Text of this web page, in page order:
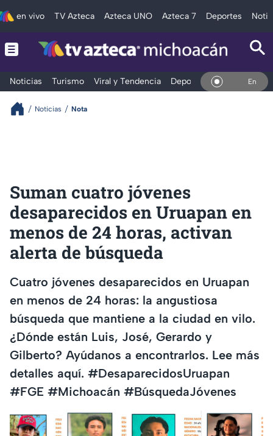
en vivo TV Azteca Azteca UNO Azteca 7 Deportes
Noticias Turismo Viral y Tendencia Deportes Espectáculos
En Vivo
Noticias Nota
Suman cuatro jóvenes
desaparecidos en Uruapan en
menos de 24 horas, activan
alerta de búsqueda
Cuatro jóvenes desaparecidos en Uruapan
en menos de 24 horas: la angustiosa
búsqueda que mantiene a la ciudad en vilo.
¿Dónde están Luis, José, Gerardo y
Gilberto? Ayúdanos a encontrarlos. Lee más
detalles aquí. #DesaparecidosUruapan
#FGE #Michoacán #BúsquedaJóvenes